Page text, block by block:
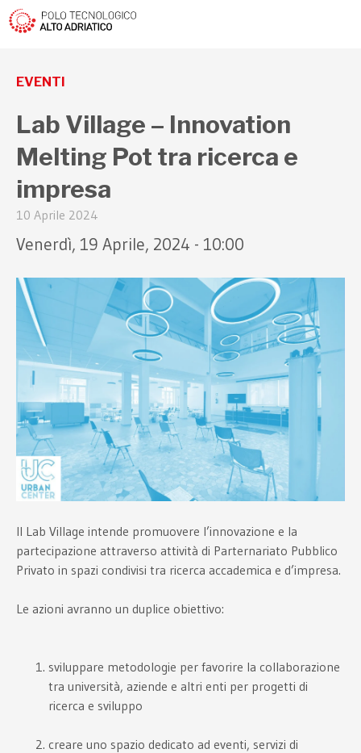
torna indietro
EVENTI
Lab Village – Innovation
Melting Pot tra ricerca e
impresa
10 Aprile 2024
Venerdì, 19 Aprile, 2024 - 10:00
Il Lab Village intende promuovere l’innovazione e la
partecipazione attraverso attività di Parternariato Pubblico
Privato in spazi condivisi tra ricerca accademica e d’impresa.
Le azioni avranno un duplice obiettivo:
sviluppare metodologie per favorire la collaborazione
tra università, aziende e altri enti per progetti di
ricerca e sviluppo
creare uno spazio dedicato ad eventi, servizi di